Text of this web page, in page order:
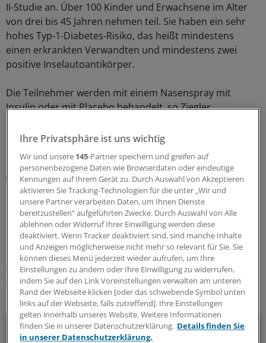
II-Studie an. Über 100 Kinder und Erwachsene im Alter
von drei bis 45 Jahren nehmen teil. Sie haben ein sehr
hohes Typ-1-Diabetes-Risiko, das heißt mindestens
einen erkrankten Verwandten und mindestens zwei
positive Inselautoantikörper.
Die Teilnehmer werden mit einem Nasenspray mit
Insulin oder mit Placebo behandelt, so Ziegler.
"Die Studie soll klären, ob die in der Vorstudie ermittelte
Krankheit schützen kann", so Ziegler. Die Ergebnisse
werden in zwei Jahren erwartet.(eb)
0
Schlagworte:
Diabetes mellitus Gastroenterologie Endokrinologie
Immunologie
Ihr Newsletter zum Thema
Diabetologie
Ihre Privatsphäre ist uns wichtig
Wir und unsere 145-Partner speichern und greifen auf
personenbezogene Daten wie Browserdaten oder eindeutige
Kennungen auf Ihrem Gerät zu. Durch Auswahl von Akzeptieren
aktivieren Sie Tracking-Technologien für die unter „Wir und
unsere Partner verarbeiten Daten, um Ihnen Dienste
bereitzustellen“ aufgeführten Zwecke. Durch Auswahl von Alle
ablehnen oder Widerruf Ihrer Einwilligung werden diese
deaktiviert. Wenn Tracker deaktiviert sind, sind manche Inhalte
und Anzeigen möglicherweise nicht mehr so relevant für Sie. Sie
können dieses Menü jederzeit wieder aufrufen, um Ihre
Einstellungen zu ändern oder Ihre Einwilligung zu widerrufen,
indem Sie auf den Link Voreinstellungen verwalten am unteren
Rand der Webseite klicken [oder das schwebende Symbol unten
links auf der Webseite, falls zutreffend]. Ihre Einstellungen
gelten innerhalb unseres Website. Weitere Informationen
finden Sie in unserer Datenschutzerklärung. Details finden Sie
in unserer Datenschutzerklärung.